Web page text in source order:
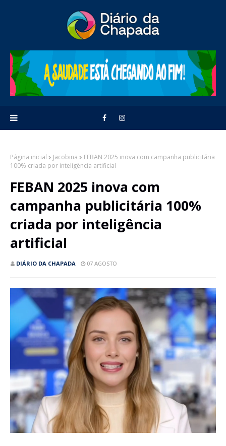
Página inicial Jacobina
FEBAN 2025 inova com campanha publicitária
100% criada por inteligência artificial
FEBAN 2025 inova com
campanha publicitária 100%
criada por inteligência
artificial
DIÁRIO DA CHAPADA 07 AGOSTO